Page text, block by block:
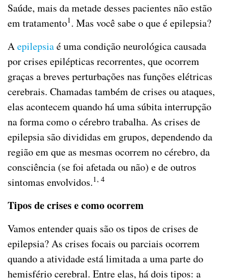
Saúde, mais da metade desses pacientes não estão
em tratamento1. Mas você sabe o que é epilepsia?
Aepilepsiaé uma condição neurológica causada
por crises epilépticas recorrentes, que ocorrem
graças a breves perturbações nas funções elétricas
cerebrais. Chamadas também de crises ou ataques,
elas acontecem quando há uma súbita interrupção
na forma como o cérebro trabalha. As crises de
epilepsia são divididas em grupos, dependendo da
região em que as mesmas ocorrem no cérebro, da
consciência (se foi afetada ou não) e de outros
sintomas envolvidos.1, 4
Tipos de crises e como ocorrem
Vamos entender quais são os tipos de crises de
epilepsia? As crises focais ou parciais ocorrem
quando a atividade está limitada a uma parte do
hemisfério cerebral. Entre elas, há dois tipos: a